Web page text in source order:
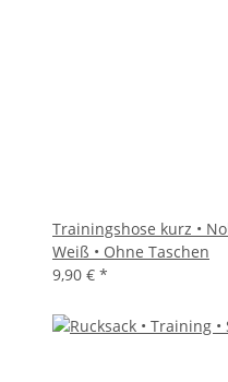
Trainingshose kurz •
Weiß • Ohne Taschen
9,90 € *